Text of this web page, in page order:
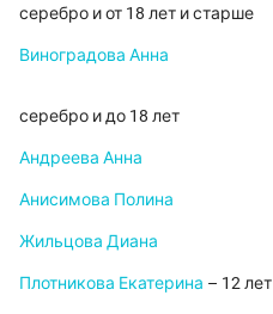
серебро и от 18 лет и старше
Виноградова Анна
серебро и до 18 лет
Андреева Анна
Анисимова Полина
Жильцова Диана
Плотникова Екатерина – 12 лет